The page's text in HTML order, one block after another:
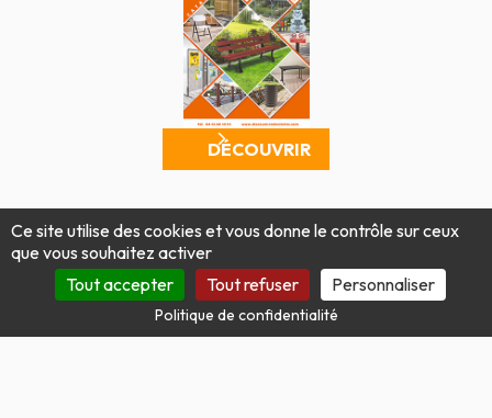
DÉCOUVRIR
Mentions légalesPolitique de confidentialité
Conditions générales de vente
Produit par Tout Simplement Digital
Site protégé par reCAPTCHA.Vie privée
Ce site utilise des cookies et vous donne le contrôle sur ceux
que vous souhaitez activer
Tout accepter
Tout refuser Personnaliser
Politique de confidentialité